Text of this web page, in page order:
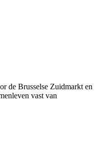
de Brusselse Zuidmarkt en
vast van